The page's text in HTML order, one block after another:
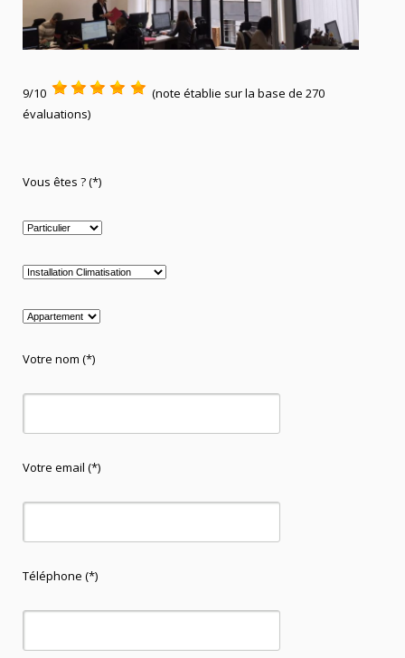
9/10
(note établie sur la base de 270
évaluations)
Vous êtes ? (*)
Votre nom (*)
Votre email (*)
Téléphone (*)